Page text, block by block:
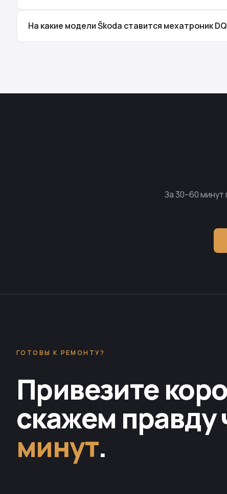
На какие модели Škoda ставится мехатроник
За 30–60
ГОТОВЫ К РЕМОНТУ?
Привезите
скажем правду
минут.